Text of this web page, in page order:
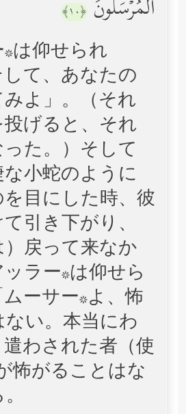
ٱلۡمُرۡسَلُونَ ﴿١٠﴾
*は仰せられ
て、あなたの
よ」。（それ
げると、それ
た。）そして
小蛇のように
目にした時、彼
引き下がり、
）戻って来なか
ラー*は仰せら
ーサー*よ、怖
い。本当にわ
わされた者（使
怖がることはな